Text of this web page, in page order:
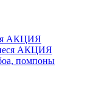
АКЦИЯ
АКЦИЯ
помпоны